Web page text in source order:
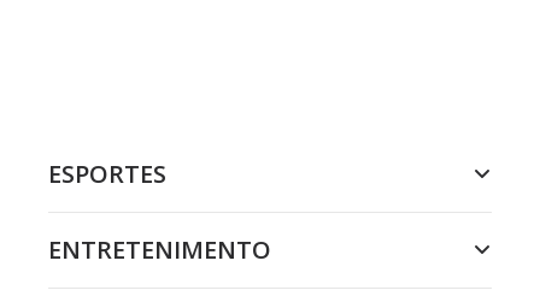
ESPORTES
ENTRETENIMENTO